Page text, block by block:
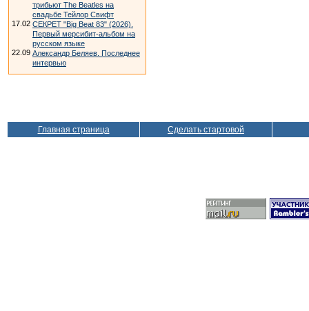
трибьют The Beatles на
свадьбе Тейлор Свифт
17.02 СЕКРЕТ "Big Beat 83" (2026).
Первый мерсибит-альбом на
русском языке
22.09 Александр Беляев. Последнее
интервью
Главная страница Сделать стартовой